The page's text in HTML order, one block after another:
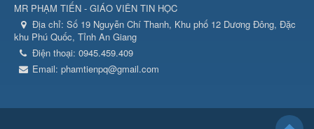
MR PHẠM TIẾN - GIÁO VIÊN TIN HỌC
Địa chỉ: Số 19 Nguyễn Chí Thanh, Khu phố 12 Dương Đông, Đặc
khu Phú Quốc, Tỉnh An Giang
Điện thoại: 0945.459.409
Email: phamtienpq@gmail.com